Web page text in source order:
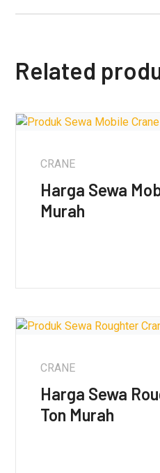
Related
CRANE
Harga Sewa
Murah
CRANE
Harga Sewa
Ton Murah